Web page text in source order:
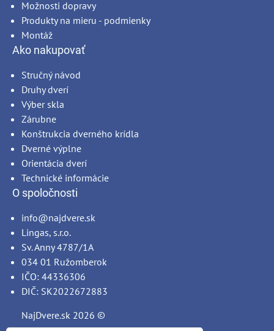
Možnosti dopravy
Produkty na mieru - podmienky
Montáž
Ako nakupovať
Stručný návod
Druhy dverí
Výber skla
Zárubne
Konštrukcia dverného krídla
Dverné výplne
Orientácia dverí
Technické informácie
O spoločnosti
info@najdvere.sk
Lingas, s.r.o.
Sv. Anny 4787/1A
034 01 Ružomberok
IČO: 44336306
DIČ: SK2022672883
NajDvere.sk 2026 ©